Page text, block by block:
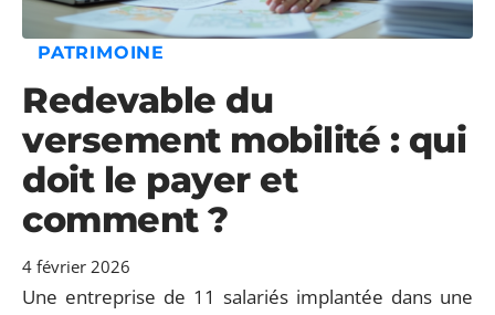
PATRIMOINE
Redevable du
versement mobilité : qui
doit le payer et
comment ?
4 février 2026
Une entreprise de 11 salariés implantée dans une